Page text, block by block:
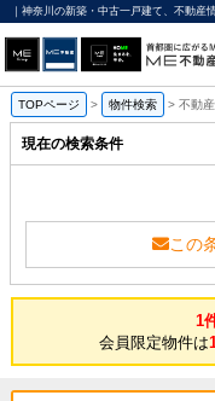
｜神奈川の新築・中古一戸建て、不動産
TOPページ > 物件検索 > 不動
現在の検索条件
この
1
会員限定物件は